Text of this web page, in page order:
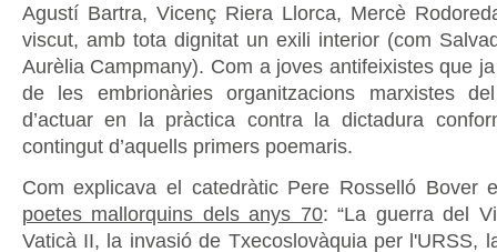
Agustí Bartra, Vicenç Riera Llorca, Mercè
viscut, amb tota dignitat un exili interior (com
Aurèlia Campmany). Com a joves antifeixistes que
de les embrionàries organitzacions marxistes
d’actuar en la pràctica contra la dictadura
contingut d’aquells primers poemaris.
Com explicava el catedràtic Pere Rosselló
poetes mallorquins dels anys 70: “La guerra del
Vaticà II, la invasió de Txecoslovàquia per l'URSS,